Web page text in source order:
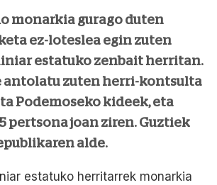
monarkia gurago duten
ez-loteslea egin zuten
estatuko zenbait herritan.
antolatu zuten herri-kontsulta
Podemoseko kideek, eta
pertsona joan ziren. Guztiek
alde.
estatuko herritarrek monarkia